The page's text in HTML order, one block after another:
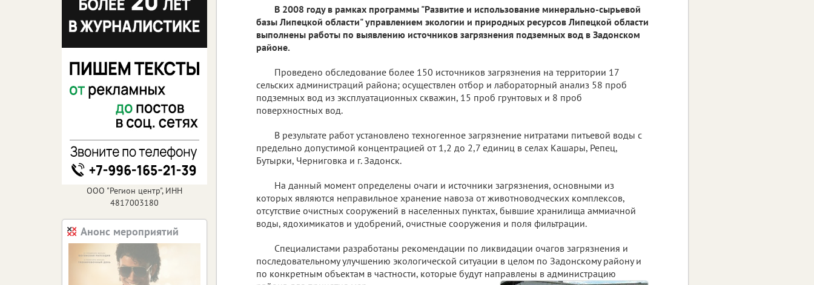
В 2008 году в рамках программы "Развитие и использование минерально-сырьевой
базы Липецкой области" управлением экологии и природных ресурсов Липецкой области
выполнены работы по выявлению источников загрязнения подземных вод в Задонском
районе.
Проведено обследование более 150 источников загрязнения на территории 17
сельских администраций района; осуществлен отбор и лабораторный анализ 58 проб
подземных вод из эксплуатационных скважин, 15 проб грунтовых и 8 проб
поверхностных вод.
В результате работ установлено техногенное загрязнение нитратами питьевой воды с
предельно допустимой концентрацией от 1,2 до 2,7 единиц в селах Кашары, Репец,
Бутырки, Черниговка и г. Задонск.
На данный момент определены очаги и источники загрязнения, основными из
которых являются неправильное хранение навоза от животноводческих комплексов,
отсутствие очистных сооружений в населенных пунктах, бывшие хранилища аммиачной
воды, ядохимикатов и удобрений, очистные сооружения и поля фильтрации.
Специалистами разработаны рекомендации по ликвидации очагов загрязнения и
последовательному улучшению экологической ситуации в целом по Задонскому району и
по конкретным объектам в частности, которые будут направлены в администрацию
ООО "Регион центр", ИНН
4817003180
Анонс мероприятий